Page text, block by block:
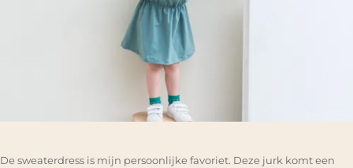
De sweaterdress is mijn persoonlijke favoriet. Deze jurk komt een